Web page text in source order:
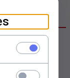
330 ml.